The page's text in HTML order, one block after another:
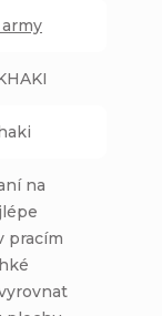
na
pracím